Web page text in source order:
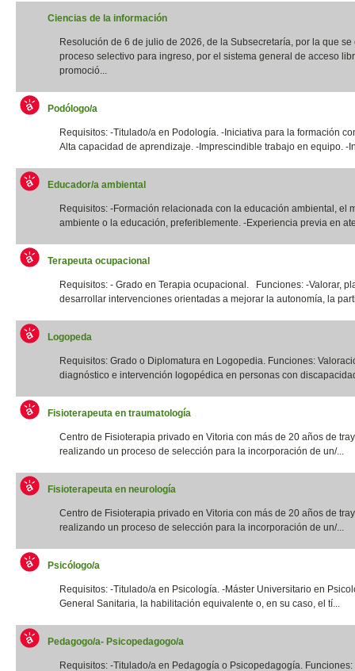
Ciencias de la información
Resolución de 6 de julio de 2026, de la Subsecretaría, por la que se
proceso selectivo para ingreso, por el sistema general de acceso
promoció...
Podólogo/a
Requisitos: -Titulado/a en Podología. -Iniciativa para la formación
Alta capacidad de aprendizaje. -Imprescindible trabajo en equipo. -
Educador/a ambiental
Requisitos: -Formación relacionada con la educación ambiental, el
ambiente o la educación, preferiblemente. -Experiencia previa en
Terapeuta ocupacional
Requisitos: - Grado en Terapia ocupacional. Funciones: -Valorar,
desarrollar intervenciones orientadas a mejorar la autonomía, la
Logopeda
Requisitos: Grado o Diplomatura en Logopedia. Funciones:
diagnóstico e intervención logopédica en personas con
Fisioterapeuta en traumatología
Centro de Fisioterapia privado en Vitoria con más de 20 años de
realizando un proceso de selección para la incorporación de un/...
Fisioterapeuta en neurología
Centro de Fisioterapia privado en Vitoria con más de 20 años de
realizando un proceso de selección para la incorporación de un/...
Psicólogo/a
Requisitos: -Titulado/a en Psicología. -Máster Universitario en
General Sanitaria, la habilitación equivalente o, en su caso, el tí...
Pedagogo/a- Psicopedagogo/a
Requisitos: -Titulado/a en Pedagogía o Psicopedagogía. Funciones: